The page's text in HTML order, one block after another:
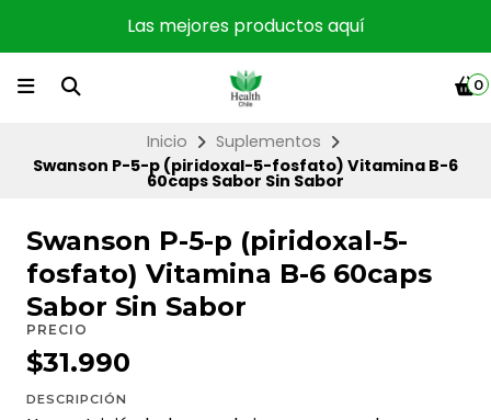
Las mejores productos aquí
0
Inicio
Suplementos
Swanson P-5-p (piridoxal-5-fosfato) Vitamina B-6
60caps Sabor Sin Sabor
Swanson P-5-p (piridoxal-5-
fosfato) Vitamina B-6 60caps
Sabor Sin Sabor
PRECIO
$31.990
DESCRIPCIÓN